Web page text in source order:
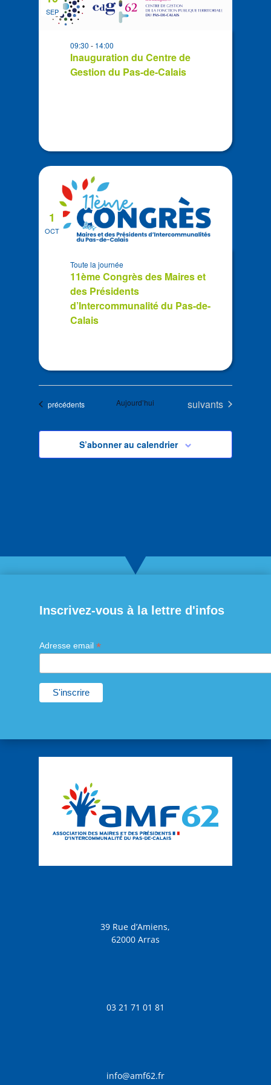
date
of
events
Photo
View
SEP
Inauguration du Centre de
Gestion du Pas-de-Calais
09:30- 14:00
OCT
1
11ème Congrès des Maires et
des Présidents
d’Intercommunalité du Pas-de-
Calais
Toute la journée
Évènements
précédents Aujourd’hui Évènements
suivants
S’abonner au calendrier
Inscrivez-vous à la lettre d'infos
Adresse email *
39 Rue d’Amiens,
62000 Arras
03 21 71 01 81
info@amf62.fr